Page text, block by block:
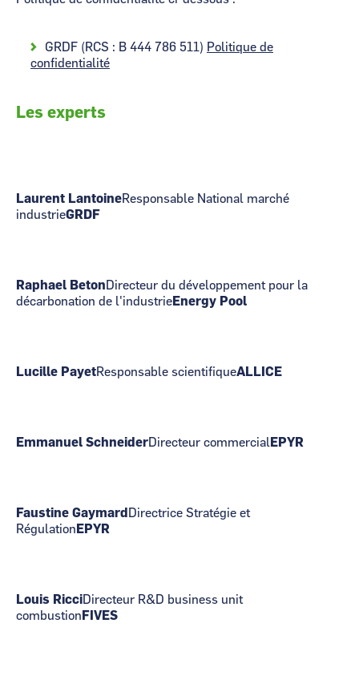
GRDF (RCS : B 444 786 511) Politique de
confidentialité
Les experts
Laurent LantoineResponsable National marché
industrieGRDF
Raphael Beton Directeur du développement pour la
décarbonation de l'industrieEnergy Pool
Lucille PayetResponsable scientifiqueALLICE
Emmanuel SchneiderDirecteur commercialEPYR
Faustine Gaymard Directrice Stratégie et
Régulation EPYR
Louis RicciDirecteur R&D business unit
combustion FIVES